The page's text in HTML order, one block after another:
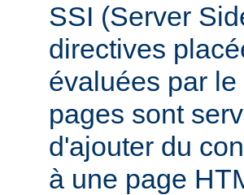
SSI (Server
directives
évaluées par
pages sont
d'ajouter du
à une page